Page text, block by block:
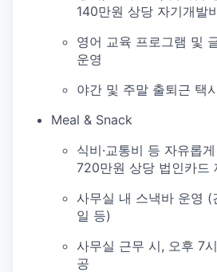
140만원 상당 자기개발
영어 교육 프로그램 및
운영
야간 및 주말 출퇴근 택
Meal & Snack
식비·교통비 등 자유롭
720만원 상당 법인카드
사무실 내 스낵바 운영 (
일 등)
사무실 근무 시, 오후 7
공